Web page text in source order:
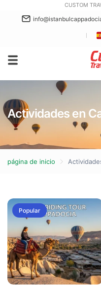
CUSTOM
Actividades en
página de inicio
Popular